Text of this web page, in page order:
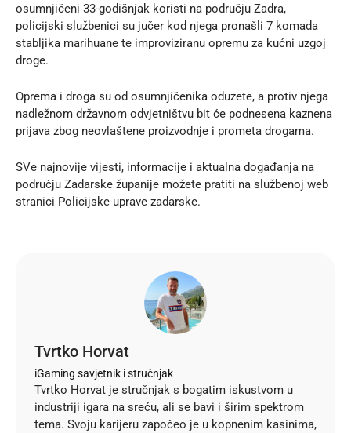
osumnjičeni 33-godišnjak koristi na području Zadra,
policijski službenici su jučer kod njega pronašli 7 komada
stabljika marihuane te improviziranu opremu za kućni uzgoj
droge.
Oprema i droga su od osumnjičenika oduzete, a protiv njega
nadležnom državnom odvjetništvu bit će podnesena kaznena
prijava zbog neovlaštene proizvodnje i prometa drogama.
SVe najnovije vijesti, informacije i aktualna događanja na
području Zadarske županije možete pratiti na službenoj web
stranici Policijske uprave zadarske.
Tvrtko Horvat
iGaming savjetnik i stručnjak
Tvrtko Horvat je stručnjak s bogatim iskustvom u
industriji igara na sreću, ali se bavi i širim spektrom
tema. Svoju karijeru započeo je u kopnenim kasinima,